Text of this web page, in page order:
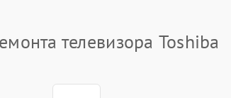
телевизора Toshiba